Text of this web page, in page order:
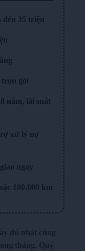
đến 35 triệu
gói
8 năm, lãi suất
xử lý nợ
ngay
100.000 km